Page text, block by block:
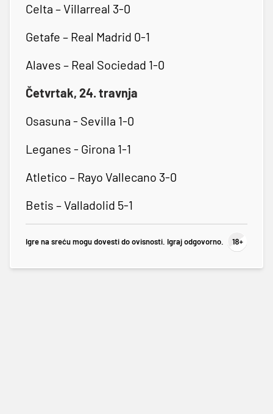
Celta – Villarreal 3-0
Getafe – Real Madrid 0-1
Alaves – Real Sociedad 1-0
Četvrtak, 24. travnja
Osasuna - Sevilla 1-0
Leganes - Girona 1-1
Atletico – Rayo Vallecano 3-0
Betis – Valladolid 5-1
Igre na sreću mogu dovesti do ovisnosti. Igraj odgovorno.